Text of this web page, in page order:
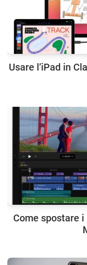
Usare l’iPad in
Come spostare